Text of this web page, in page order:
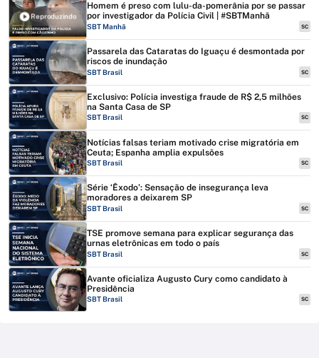
Reproduzindo
Homem é preso com lulu-da-pomerânia por se passar
por investigador da Polícia Civil | #SBTManhã
SBT Manhã SC
Passarela das Cataratas do Iguaçu é desmontada por
riscos de inundação
SBT Brasil SC
Exclusivo: Polícia investiga fraude de R$ 2,5 milhões
na Santa Casa de SP
SBT Brasil SC
Notícias falsas teriam motivado crise migratória em
Ceuta; Espanha amplia expulsões
SBT Brasil SC
Série ‘Êxodo’: Sensação de insegurança leva
moradores a deixarem SP
SBT Brasil SC
TSE promove semana para explicar segurança das
urnas eletrônicas em todo o país
SBT Brasil SC
Avante oficializa Augusto Cury como candidato à
Presidência
SBT Brasil SC